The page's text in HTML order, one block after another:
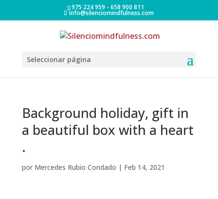
975 224 959 - 658 900 811
info@silenciomindfulness.com
Seleccionar página
Background holiday, gift in
a beautiful box with a heart
.
por Mercedes Rubio Condado | Feb 14, 2021